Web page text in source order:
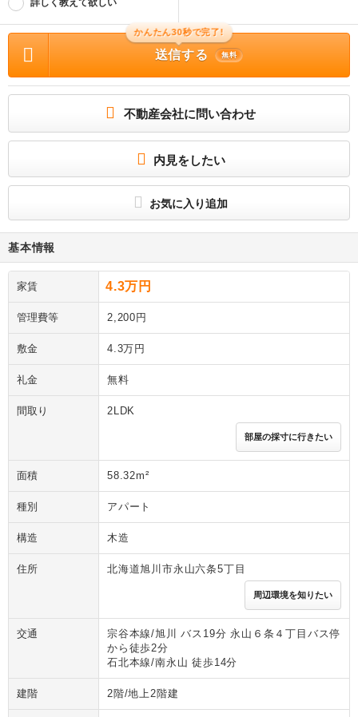
詳しく教えて欲しい
かんたん30秒で完了!
送信する 無料
不動産会社に問い合わせ
内見をしたい
お気に入り追加
基本情報
家賃 4.3万円
管理費等 2,200円
敷金 4.3万円
礼金 無料
間取り 2LDK
部屋の採寸に行きたい
面積 58.32m²
種別 アパート
構造 木造
住所 北海道旭川市永山六条5丁目
周辺環境を知りたい
交通
宗谷本線/旭川 バス19分 永山６条４丁目バス停
から徒歩2分
石北本線/南永山 徒歩14分
建階 2階/地上2階建